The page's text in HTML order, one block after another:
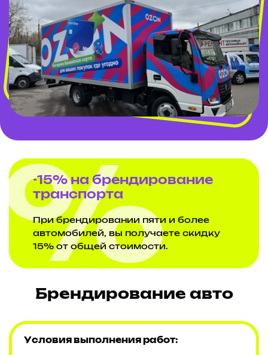
-15% на брендирование
транспорта
При брендировании пяти и более
автомобилей, вы получаете скидку
15% от общей стоимости.
Брендирование авто
Условия выполнения работ: